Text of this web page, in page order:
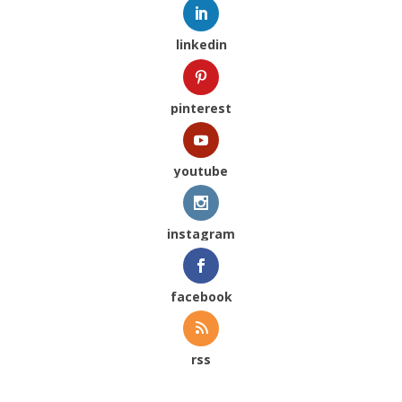
linkedin
pinterest
youtube
instagram
facebook
rss